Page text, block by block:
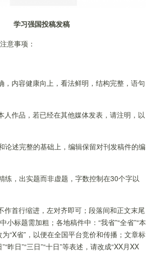
学习强国投稿发稿
意事项：
，内容健康向上，看法鲜明，结构完整，语句
人作品，若已经在其他媒体发表，请注明，以
论述完整的基础上，编辑保留对刊发稿件的编
练，出实题而非虚题，字数控制在30个字以
作首行缩进，左对齐即可；段落间和正文末尾
小标题需加粗；各地稿件中：“我省”“全省”“本
“X省”，以便在全国平台竞价和传播；文章标
昨日”“三日”“十日”等表述，请改成“XX月XX